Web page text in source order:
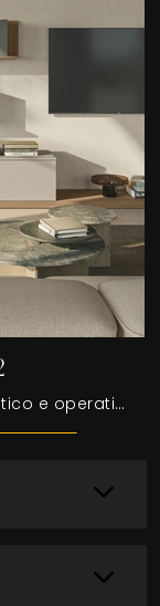
Se desideri completare un living pratico e operativo dalle linee moderne, ecco a te la parete attrezzata Night & Day L112 Colombini Casa.